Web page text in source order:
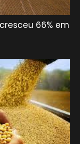
66% em